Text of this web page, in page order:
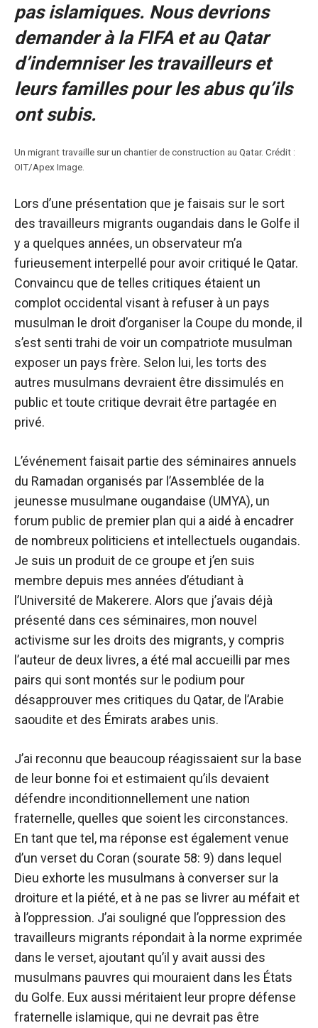
pas islamiques. Nous devrions
demander à la FIFA et au Qatar
d’indemniser les travailleurs et
leurs familles pour les abus qu’ils
ont subis.
Un migrant travaille sur un chantier de construction au Qatar. Crédit :
OIT/Apex Image.
Lors d’une présentation que je faisais sur le sort
des travailleurs migrants ougandais dans le Golfe il
y a quelques années, un observateur m’a
furieusement interpellé pour avoir critiqué le Qatar.
Convaincu que de telles critiques étaient un
complot occidental visant à refuser à un pays
musulman le droit d’organiser la Coupe du monde, il
s’est senti trahi de voir un compatriote musulman
exposer un pays frère. Selon lui, les torts des
autres musulmans devraient être dissimulés en
public et toute critique devrait être partagée en
privé.
L’événement faisait partie des séminaires annuels
du Ramadan organisés par l’Assemblée de la
jeunesse musulmane ougandaise (UMYA), un
forum public de premier plan qui a aidé à encadrer
de nombreux politiciens et intellectuels ougandais.
Je suis un produit de ce groupe et j’en suis
membre depuis mes années d’étudiant à
l’Université de Makerere. Alors que j’avais déjà
présenté dans ces séminaires, mon nouvel
activisme sur les droits des migrants, y compris
l’auteur de deux livres, a été mal accueilli par mes
pairs qui sont montés sur le podium pour
désapprouver mes critiques du Qatar, de l’Arabie
saoudite et des Émirats arabes unis.
J’ai reconnu que beaucoup réagissaient sur la base
de leur bonne foi et estimaient qu’ils devaient
défendre inconditionnellement une nation
fraternelle, quelles que soient les circonstances.
En tant que tel, ma réponse est également venue
d’un verset du Coran (sourate 58: 9) dans lequel
Dieu exhorte les musulmans à converser sur la
droiture et la piété, et à ne pas se livrer au méfait et
à l’oppression. J’ai souligné que l’oppression des
travailleurs migrants répondait à la norme exprimée
dans le verset, ajoutant qu’il y avait aussi des
musulmans pauvres qui mouraient dans les États
du Golfe. Eux aussi méritaient leur propre défense
fraternelle islamique, qui ne devrait pas être